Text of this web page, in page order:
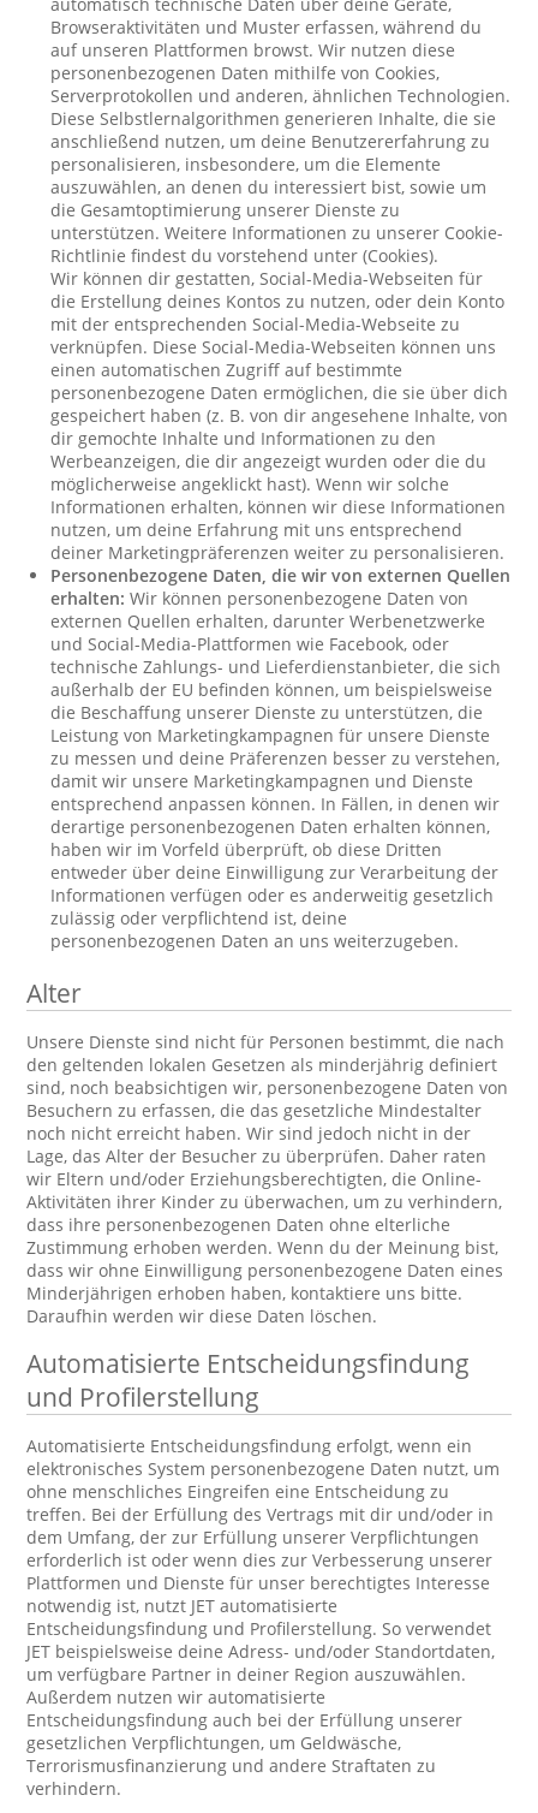
Browseraktivitäten und Muster erfassen, während du
auf unseren Plattformen browst. Wir nutzen diese
personenbezogenen Daten mithilfe von Cookies,
Serverprotokollen und anderen, ähnlichen Technologien.
Diese Selbstlernalgorithmen generieren Inhalte, die sie
anschließend nutzen, um deine Benutzererfahrung zu
personalisieren, insbesondere, um die Elemente
auszuwählen, an denen du interessiert bist, sowie um
die Gesamtoptimierung unserer Dienste zu
unterstützen. Weitere Informationen zu unserer Cookie-
Richtlinie findest du vorstehend unter (Cookies).
Wir können dir gestatten, Social-Media-Webseiten für
die Erstellung deines Kontos zu nutzen, oder dein Konto
mit der entsprechenden Social-Media-Webseite zu
verknüpfen. Diese Social-Media-Webseiten können uns
einen automatischen Zugriff auf bestimmte
personenbezogene Daten ermöglichen, die sie über dich
gespeichert haben (z. B. von dir angesehene Inhalte, von
dir gemochte Inhalte und Informationen zu den
Werbeanzeigen, die dir angezeigt wurden oder die du
möglicherweise angeklickt hast). Wenn wir solche
Informationen erhalten, können wir diese Informationen
nutzen, um deine Erfahrung mit uns entsprechend
deiner Marketingpräferenzen weiter zu personalisieren.
Personenbezogene Daten, die wir von externen Quellen
erhalten: Wir können personenbezogene Daten von
externen Quellen erhalten, darunter Werbenetzwerke
und Social-Media-Plattformen wie Facebook, oder
technische Zahlungs- und Lieferdienstanbieter, die sich
außerhalb der EU befinden können, um beispielsweise
die Beschaffung unserer Dienste zu unterstützen, die
Leistung von Marketingkampagnen für unsere Dienste
zu messen und deine Präferenzen besser zu verstehen,
damit wir unsere Marketingkampagnen und Dienste
entsprechend anpassen können. In Fällen, in denen wir
derartige personenbezogenen Daten erhalten können,
haben wir im Vorfeld überprüft, ob diese Dritten
entweder über deine Einwilligung zur Verarbeitung der
Informationen verfügen oder es anderweitig gesetzlich
zulässig oder verpflichtend ist, deine
personenbezogenen Daten an uns weiterzugeben.
Alter
Unsere Dienste sind nicht für Personen bestimmt, die nach
den geltenden lokalen Gesetzen als minderjährig definiert
sind, noch beabsichtigen wir, personenbezogene Daten von
Besuchern zu erfassen, die das gesetzliche Mindestalter
noch nicht erreicht haben. Wir sind jedoch nicht in der
Lage, das Alter der Besucher zu überprüfen. Daher raten
wir Eltern und/oder Erziehungsberechtigten, die Online-
Aktivitäten ihrer Kinder zu überwachen, um zu verhindern,
dass ihre personenbezogenen Daten ohne elterliche
Zustimmung erhoben werden. Wenn du der Meinung bist,
dass wir ohne Einwilligung personenbezogene Daten eines
Minderjährigen erhoben haben, kontaktiere uns bitte.
Daraufhin werden wir diese Daten löschen.
Automatisierte Entscheidungsfindung
und Profilerstellung
Automatisierte Entscheidungsfindung erfolgt, wenn ein
elektronisches System personenbezogene Daten nutzt, um
ohne menschliches Eingreifen eine Entscheidung zu
treffen. Bei der Erfüllung des Vertrags mit dir und/oder in
dem Umfang, der zur Erfüllung unserer Verpflichtungen
erforderlich ist oder wenn dies zur Verbesserung unserer
Plattformen und Dienste für unser berechtigtes Interesse
notwendig ist, nutzt JET automatisierte
Entscheidungsfindung und Profilerstellung. So verwendet
JET beispielsweise deine Adress- und/oder Standortdaten,
um verfügbare Partner in deiner Region auszuwählen.
Außerdem nutzen wir automatisierte
Entscheidungsfindung auch bei der Erfüllung unserer
gesetzlichen Verpflichtungen, um Geldwäsche,
Terrorismusfinanzierung und andere Straftaten zu
verhindern.